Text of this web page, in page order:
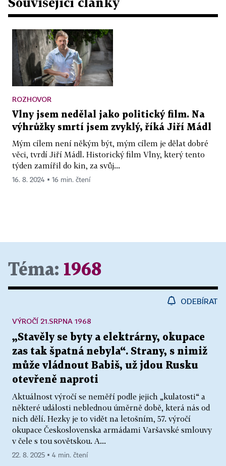
ROZHOVOR
Vlny jsem nedělal jako politický film. Na
výhrůžky smrtí jsem zvyklý, říká Jiří Mádl
Mým cílem není někým být, mým cílem je dělat dobré
věci, tvrdí Jiří Mádl. Historický film Vlny, který tento
týden zamířil do kin, za svůj...
16. 8. 2024 ▪ 16 min. čtení
Téma: 1968
ODEBÍRAT
„Stavěly se byty a elektrárny, okupace
zas tak špatná nebyla“. Strany, s nimiž
může vládnout Babiš, už jdou Rusku
otevřeně naproti
Aktuálnost výročí se neměří podle jejich „kulatosti“ a
některé události neblednou úměrně době, která nás od
nich dělí. Hezky je to vidět na letošním, 57. výročí
okupace Československa armádami Varšavské smlouvy
v čele s tou sovětskou. A...
VÝROČÍ 21.SRPNA 1968
22. 8. 2025 ▪ 4 min. čtení